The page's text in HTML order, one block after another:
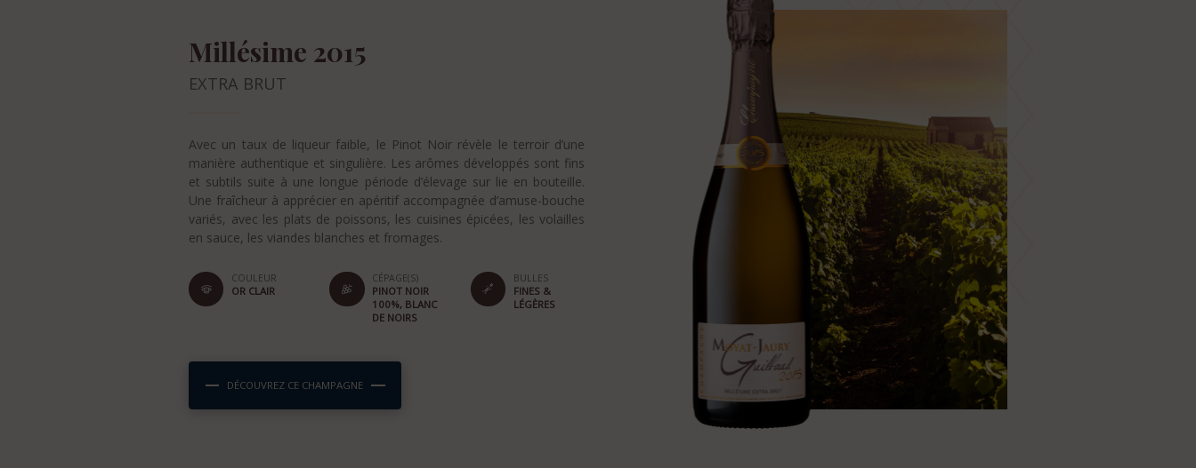
Millésime 2015
EXTRA BRUT
Avec un taux de liqueur faible, le Pinot Noir révèle le terroir d’une
manière authentique et singulière. Les arômes développés sont fins
et subtils suite à une longue période d’élevage sur lie en bouteille.
Une fraîcheur à apprécier en apéritif accompagnée d’amuse-bouche
variés, avec les plats de poissons, les cuisines épicées, les volailles
en sauce, les viandes blanches et fromages.
COULEUR
OR CLAIR
CÉPAGE(S)
PINOT NOIR
100%, BLANC
DE NOIRS
BULLES
FINES &
LÉGÈRES
DÉCOUVREZ CE CHAMPAGNE